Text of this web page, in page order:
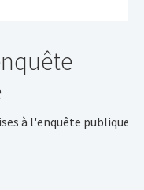
publique en